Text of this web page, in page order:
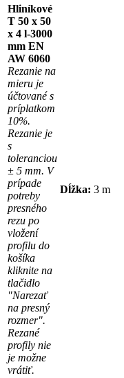
Hliníkové
T 50 x 50
x 4 l-3000
mm EN
AW 6060
Rezanie na
mieru je
účtované s
príplatkom
10%.
Rezanie je
s
toleranciou
± 5 mm. V
prípade
potreby
presného
rezu po
vložení
profilu do
košíka
kliknite na
tlačidlo
"Narezať
na presný
rozmer".
Rezané
profily nie
je možne
vrátiť.
Dĺžka: 3 m